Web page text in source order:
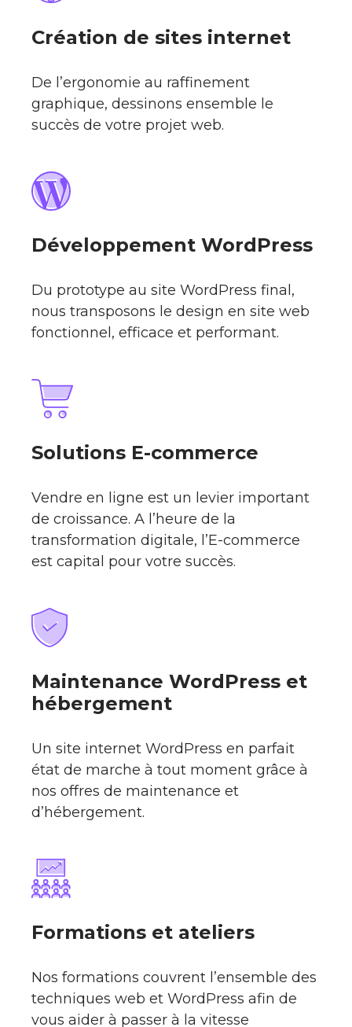
Création de sites internet
De l’ergonomie au raffinement
graphique, dessinons ensemble le
succès de votre projet web.
Développement WordPress
Du prototype au site WordPress final,
nous transposons le design en site web
fonctionnel, efficace et performant.
Solutions E-commerce
Vendre en ligne est un levier important
de croissance. A l’heure de la
transformation digitale, l’E-commerce
est capital pour votre succès.
Maintenance WordPress et
hébergement
Un site internet WordPress en parfait
état de marche à tout moment grâce à
nos offres de maintenance et
d’hébergement.
Formations et ateliers
Nos formations couvrent l’ensemble des
techniques web et WordPress afin de
vous aider à passer à la vitesse